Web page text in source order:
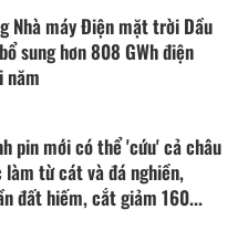
Nhà máy Điện mặt trời Dầu
sung hơn 808 GWh điện
năm
pin mới có thể 'cứu' cả châu
làm từ cát và đá nghiền,
đất hiếm, cắt giảm 160...